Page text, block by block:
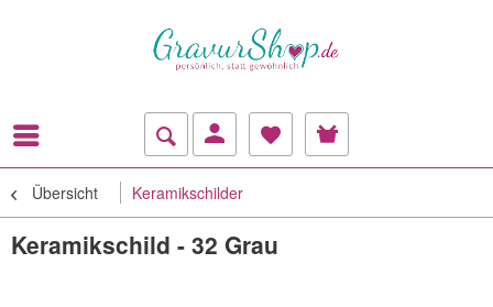
Übersicht Keramikschilder
Keramikschild - 32 Grau